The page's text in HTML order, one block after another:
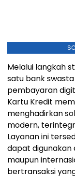
Melalui langkah
satu bank
pembayaran
Kartu Kredit
menghadirkan
modern,
Layanan ini
dapat digunakan
maupun
bertransaksi